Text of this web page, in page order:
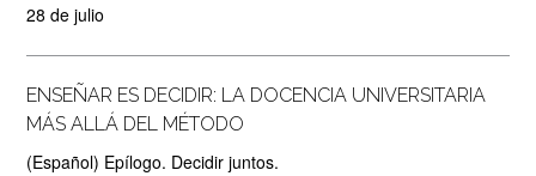
28 de julio
ENSEÑAR ES DECIDIR: LA DOCENCIA UNIVERSITARIA
MÁS ALLÁ DEL MÉTODO
(Español) Epílogo. Decidir juntos.